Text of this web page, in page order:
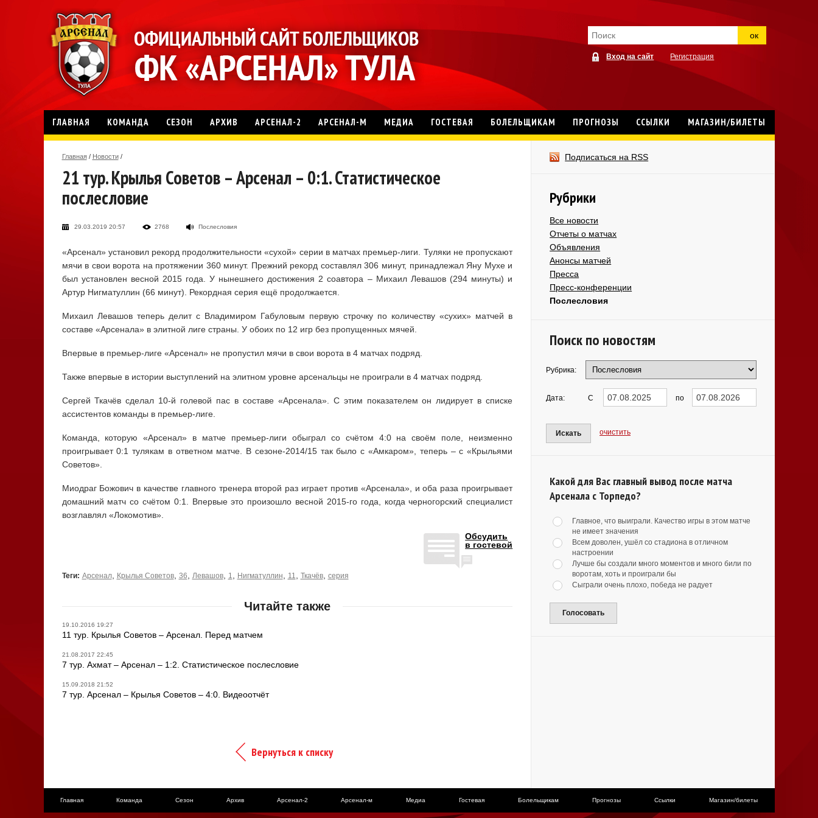
ок
Вход на сайт Регистрация
ГЛАВНАЯ КОМАНДА СЕЗОН АРХИВ АРСЕНАЛ-2 АРСЕНАЛ-М МЕДИА ГОСТЕВАЯ БОЛЕЛЬЩИКАМ ПРОГНОЗЫ ССЫЛКИ МАГАЗИН/БИЛЕТЫ
Главная / Новости /
21 тур. Крылья Советов – Арсенал – 0:1. Статистическое
послесловие
29.03.2019 20:57 2768 Послесловия
«Арсенал» установил рекорд продолжительности «сухой» серии в матчах премьер-лиги. Туляки не пропускают
мячи в свои ворота на протяжении 360 минут. Прежний рекорд составлял 306 минут, принадлежал Яну Мухе и
был установлен весной 2015 года. У нынешнего достижения 2 соавтора – Михаил Левашов (294 минуты) и
Артур Нигматуллин (66 минут). Рекордная серия ещё продолжается.
Михаил Левашов теперь делит с Владимиром Габуловым первую строчку по количеству «сухих» матчей в
составе «Арсенала» в элитной лиге страны. У обоих по 12 игр без пропущенных мячей.
Впервые в премьер-лиге «Арсенал» не пропустил мячи в свои ворота в 4 матчах подряд.
Также впервые в истории выступлений на элитном уровне арсенальцы не проиграли в 4 матчах подряд.
Сергей Ткачёв сделал 10-й голевой пас в составе «Арсенала». С этим показателем он лидирует в списке
ассистентов команды в премьер-лиге.
Команда, которую «Арсенал» в матче премьер-лиги обыграл со счётом 4:0 на своём поле, неизменно
проигрывает 0:1 тулякам в ответном матче. В сезоне-2014/15 так было с «Амкаром», теперь – с «Крыльями
Советов».
Миодраг Божович в качестве главного тренера второй раз играет против «Арсенала», и оба раза проигрывает
домашний матч со счётом 0:1. Впервые это произошло весной 2015-го года, когда черногорский специалист
возглавлял «Локомотив».
Обсудить
в гостевой
Теги: Арсенал, Крылья Советов, 36, Левашов, 1, Нигматуллин, 11, Ткачёв, серия
Читайте также
19.10.2016 19:27
11 тур. Крылья Советов – Арсенал. Перед матчем
21.08.2017 22:45
7 тур. Ахмат – Арсенал – 1:2. Статистическое послесловие
15.09.2018 21:52
7 тур. Арсенал – Крылья Советов – 4:0. Видеоотчёт
Вернуться к списку
Подписаться на RSS
Рубрики
Все новости
Отчеты о матчах
Объявления
Анонсы матчей
Пресса
Пресс-конференции
Послесловия
Поиск по новостям
Рубрика:
Дата: С по
Искать очистить
Какой для Вас главный вывод после матча
Арсенала с Торпедо?
Главное, что выиграли. Качество игры в этом матче
не имеет значения
Всем доволен, ушёл со стадиона в отличном
настроении
Лучше бы создали много моментов и много били по
воротам, хоть и проиграли бы
Сыграли очень плохо, победа не радует
Голосовать
Главная Команда Сезон Архив Арсенал-2 Арсенал-м Медиа Гостевая Болельщикам Прогнозы Ссылки Магазин/билеты